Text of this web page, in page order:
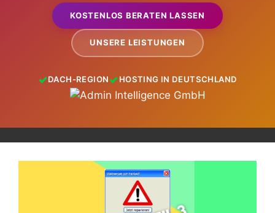
KOSTENLOS BERATEN LASSEN
UNSERE LEISTUNGEN
DACH-REGION HOSTING IN DEUTSCHLAND